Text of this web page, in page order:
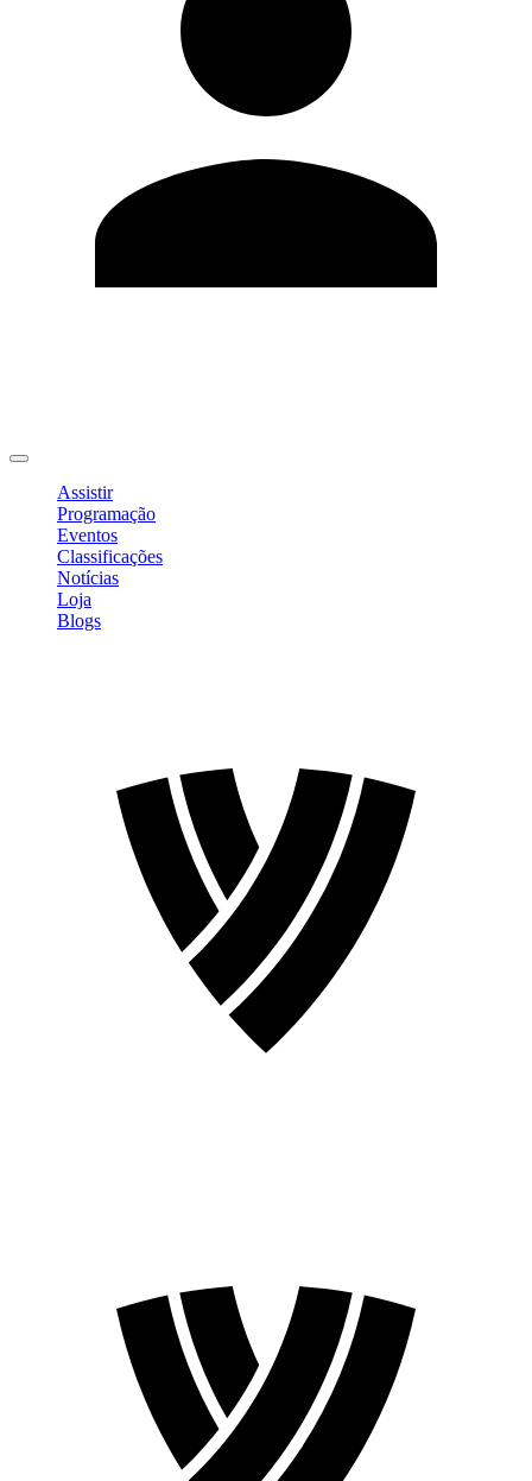
Assistir
Programação
Eventos
Classificações
Notícias
Loja
Blogs